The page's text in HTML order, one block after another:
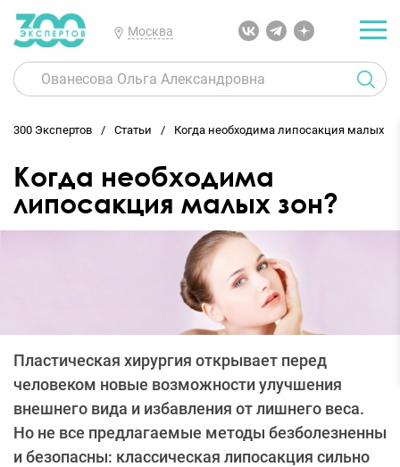
Москва
300 Экспертов Статьи Когда необходима липосакция малых
Когда необходима
липосакция малых зон?
Пластическая хирургия открывает перед
человеком новые возможности улучшения
внешнего вида и избавления от лишнего веса.
Но не все предлагаемые методы безболезненны
и безопасны: классическая липосакция сильно